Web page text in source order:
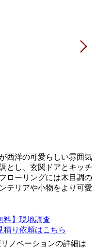
西洋の可愛らしい雰囲気
とし、玄関ドアとキッチ
ローリングには木目調の
テリアや小物をより可愛
料】現地調査
積り依頼はこちら
ノベーションの詳細は